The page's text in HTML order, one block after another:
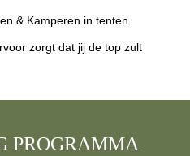
& Kamperen in tenten
zorgt dat jij de top zult
PROGRAMMA